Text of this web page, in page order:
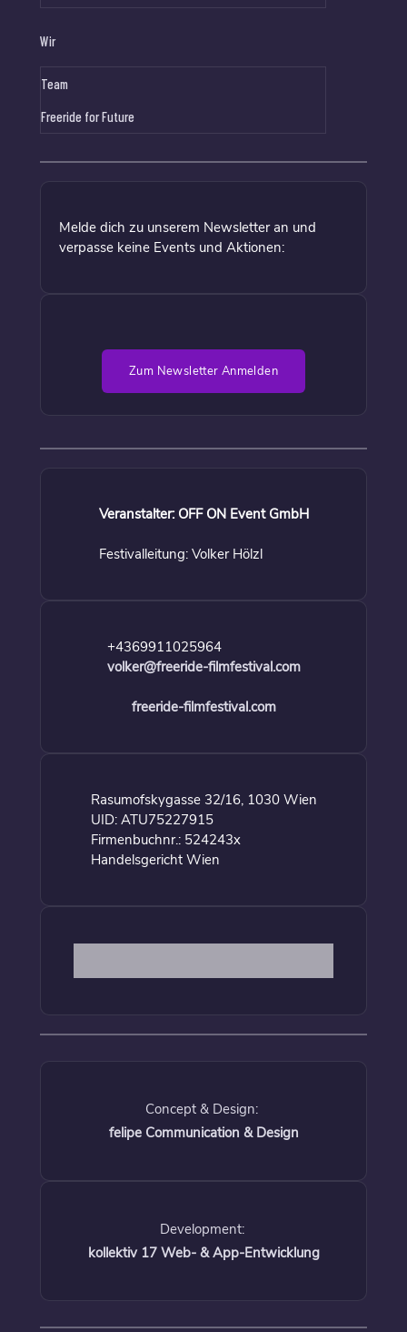
Wir
Team
Freeride for Future
Melde dich zu unserem Newsletter an und
verpasse keine Events und Aktionen:
Zum Newsletter Anmelden
Veranstalter: OFF ON Event GmbH
Festivalleitung: Volker Hölzl
+4369911025964
volker@freeride-filmfestival.com
freeride-filmfestival.com
Rasumofskygasse 32/16, 1030 Wien
UID: ATU75227915
Firmenbuchnr.: 524243x
Handelsgericht Wien
Concept & Design:
felipe Communication & Design
Development:
kollektiv 17 Web- & App-Entwicklung